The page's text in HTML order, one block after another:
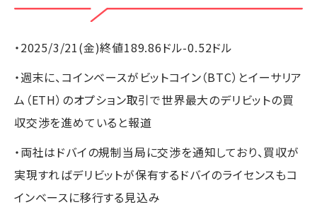
・2025/3/21(金)終値189.86ドル-0.52ドル
・週末に、コインベースがビットコイン（BTC）とイーサリア
ム（ETH）のオプション取引で世界最大のデリビットの買
収交渉を進めていると報道
・両社はドバイの規制当局に交渉を通知しており、買収が
実現すればデリビットが保有するドバイのライセンスもコ
インベースに移行する見込み